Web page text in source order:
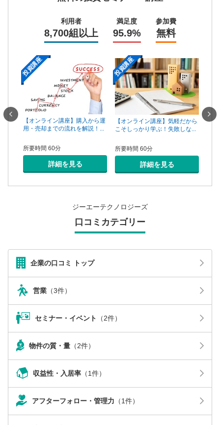
利用者
8,700組以上
満足度
95.9%
参加費
無料
手は
投資講座
【オンライン講座】購入から運
用・売却までの流れを解説！...
所要時間 60分
詳細を見る
投資講座
【オンライン講座】気軽だから
こそしっかり学ぶ！失敗しな...
所要時間 60分
詳細を見る
【オ
ジーエーテクノロジーズ
口コミカテゴリー
企業の口コミ トップ
営業 （3件）
セミナー・イベント （2件）
物件の質・量 （2件）
収益性・入居率 （1件）
アフターフォロー・管理力 （1件）